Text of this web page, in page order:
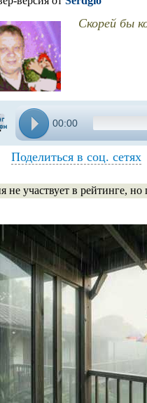
Скорей бы
00:00
Поделиться в соц. сетях
не участвует в рейтинге,